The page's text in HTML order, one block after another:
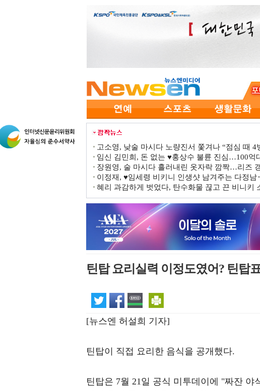
고소영, 낮술 마시다 노량진서 쫓겨나 “점심 때 4
임신 김민희, 돈 없는 ♥홍상수 불륜 진심…100억
장원영, 술 마시다 흘러내린 옷자락 깜짝…리즈
이정재, ♥임세령 비키니 인생샷 남겨주는 다정
혜리 과감하게 벗었다, 탄수화물 끊고 끈 비니키
틴탑 요리실력 이정도였어? 틴탑
[뉴스엔 허설희 기자]
틴탑이 직접 요리한 음식을 공개했다.
틴탑은 7월 21일 공식 미투데이에 "짜잔